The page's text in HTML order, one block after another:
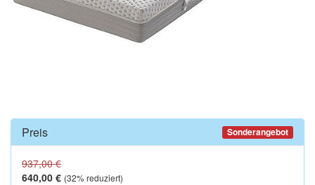
Preis Sonderangebot
937,00 €
640,00 € (32% reduziert)